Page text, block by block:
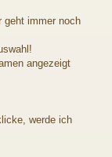
geht immer noch
angezeigt
werde ich